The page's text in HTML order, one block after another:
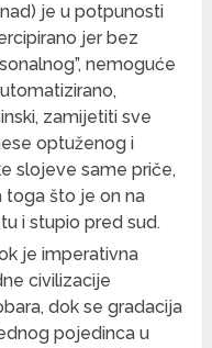
je u potpunosti
jer bez
nemoguće
zamijetiti sve
optuženog i
slojeve same priče,
toga što je on na
i stupio pred sud.
je imperativna
civilizacije
dok se gradacija
pojedinca u